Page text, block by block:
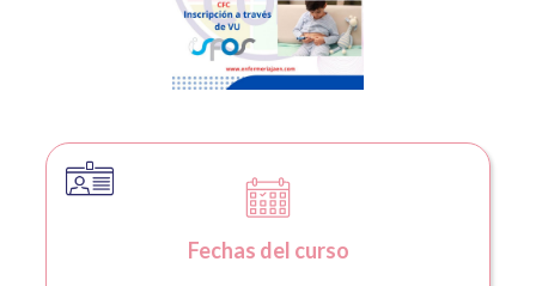
Fechas del curso